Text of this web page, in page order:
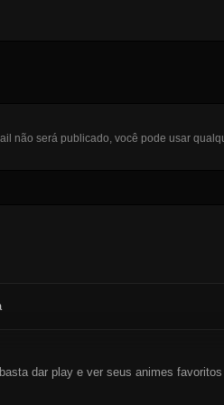
não será publicado, você pode usar
dar play e ver seus animes